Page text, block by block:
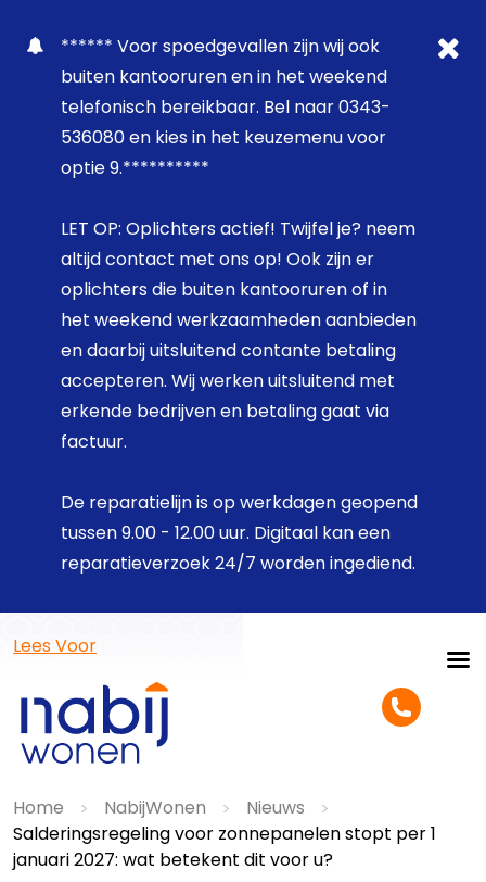
****** Voor spoedgevallen zijn wij ook
buiten kantooruren en in het weekend
telefonisch bereikbaar. Bel naar 0343-
536080 en kies in het keuzemenu voor
optie 9.**********
LET OP: Oplichters actief! Twijfel je? neem
altijd contact met ons op! Ook zijn er
oplichters die buiten kantooruren of in
het weekend werkzaamheden aanbieden
en daarbij uitsluitend contante betaling
accepteren. Wij werken uitsluitend met
erkende bedrijven en betaling gaat via
factuur.
De reparatielijn is op werkdagen geopend
tussen 9.00 - 12.00 uur. Digitaal kan een
reparatieverzoek 24/7 worden ingediend.
Lees Voor
Home > NabijWonen > Nieuws
>
Salderingsregeling voor zonnepanelen stopt per 1
januari 2027: wat betekent dit voor u?